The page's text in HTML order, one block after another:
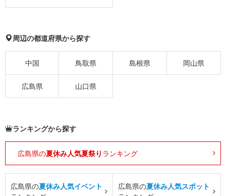
周辺の都道府県から探す
中国 鳥取県 島根県 岡山県
広島県 山口県
ランキングから探す
広島県の夏休み人気夏祭り ランキング
広島県の夏休み人気イベント
広島県の夏休み人気スポット